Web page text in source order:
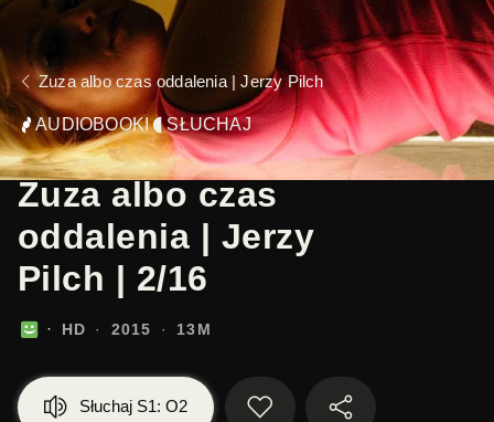
Zuza albo czas oddalenia | Jerzy Pilch
AUDIOBOOKI SŁUCHAJ
Zuza albo czas
oddalenia | Jerzy
Pilch | 2/16
HD 2015 13M
Słuchaj S1: O2